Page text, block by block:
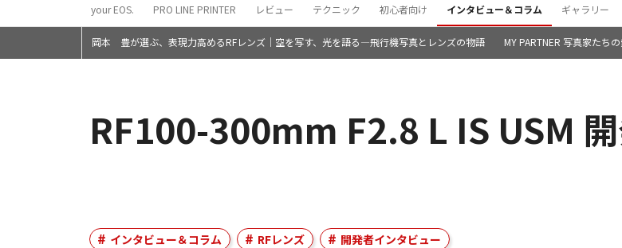
your EOS. PRO LINE PRINTER レビュー テクニック 初心者向け インタビュー＆コラム ギャラリー
岡本 豊が選ぶ、表現力高めるRFレンズ｜空を写す、光を語る―飛行機写真とレンズの物語 MY PARTNER 写真家たち
RF100-300mm F2.8 L IS USM
インタビュー＆コラム RFレンズ 開発者インタビュー